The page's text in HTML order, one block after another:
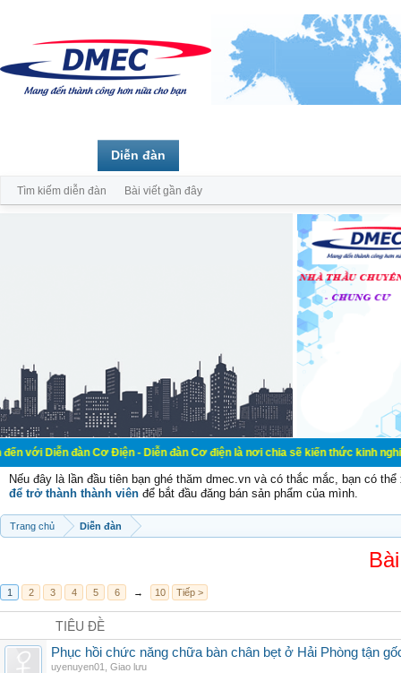
đàn Cơ Điện - Diễn đàn Cơ điện là nơi chia sẽ kiến thức kinh nghiệm
Nếu đây là lần đầu tiên bạn ghé thăm dmec.vn và có thắc mắc, bạn có
để trở thành thành viên để bắt đầu đăng bán sản phẩm của mình.
Trang chủ Diễn đàn
1 2 3 4 5 6 → 10 Tiếp >
TIÊU ĐỀ
Phục hồi chức năng chữa bàn chân bẹt ở Hải Phòng tận
uyenuyen01
Giao lưu
Diễn đàn
Tìm kiếm diễn đàn Bài viết gần đây